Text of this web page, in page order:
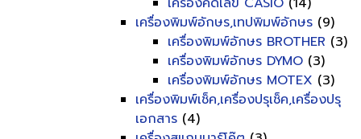
เครื่องพิมพ์อักษร,เทปพิมพ์อักษร (9)
เครื่องพิมพ์อักษร BROTHER (3)
เครื่องพิมพ์อักษร DYMO (3)
เครื่องพิมพ์อักษร MOTEX (3)
เครื่องพิมพ์เช็ค,เครื่องปรุเช็ค,เครื่องปรุ
เอกสาร (4)